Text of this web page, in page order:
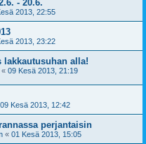
- 20.6.
2013, 22:55
2013, 23:22
lakkautusuhan alla!
« 09 Kesä 2013, 21:19
09 Kesä 2013, 12:42
perjantaisin
« 01 Kesä 2013, 15:05